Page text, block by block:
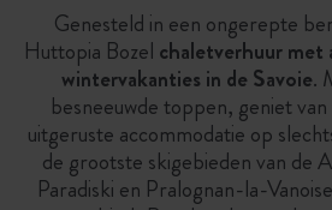
Genesteld in een ongerepte
Huttopia Bozel chaletverhuur
wintervakanties in de Savoie.
besneeuwde toppen, geniet
uitgeruste accommodatie op
de grootste skigebieden van de
Paradiski en Pralognan-la-